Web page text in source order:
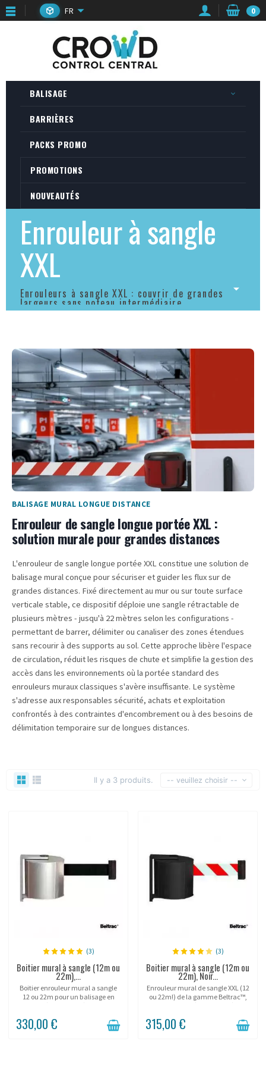
FR 0
BALISAGE
BARRIÈRES
PACKS PROMO
PROMOTIONS
NOUVEAUTÉS
Enrouleur à sangle
XXL
Enrouleurs à sangle XXL : couvrir de grandes
largeurs sans poteau intermédiaire
BALISAGE MURAL LONGUE DISTANCE
Enrouleur de sangle longue portée XXL :
solution murale pour grandes distances
L'enrouleur de sangle longue portée XXL constitue une solution de
balisage mural conçue pour sécuriser et guider les flux sur de
grandes distances. Fixé directement au mur ou sur toute surface
verticale stable, ce dispositif déploie une sangle rétractable de
plusieurs mètres - jusqu'à 22 mètres selon les configurations -
permettant de barrer, délimiter ou canaliser des zones étendues
sans recourir à des supports au sol. Cette approche libère l'espace
de circulation, réduit les risques de chute et simplifie la gestion des
accès dans les environnements où la portée standard des
enrouleurs muraux classiques s'avère insuffisante. Le système
s'adresse aux responsables sécurité, achats et exploitation
confrontés à des contraintes d'encombrement ou à des besoins de
délimitation temporaire sur de longues distances.
Il y a 3 produits. -- veuillez choisir --
(3)
Boitier mural à sangle (12m ou
22m),...
Boitier enrouleur mural a sangle
12 ou 22m pour un balisage en
intérieur ou extérieur.
330,00 €
(3)
Boitier mural à sangle (12m ou
22m), Noir...
Enrouleur mural de sangle XXL (12
ou 22m!) de la gamme Beltrac™,
utilisable en intérieur ou extérieur!
315,00 €